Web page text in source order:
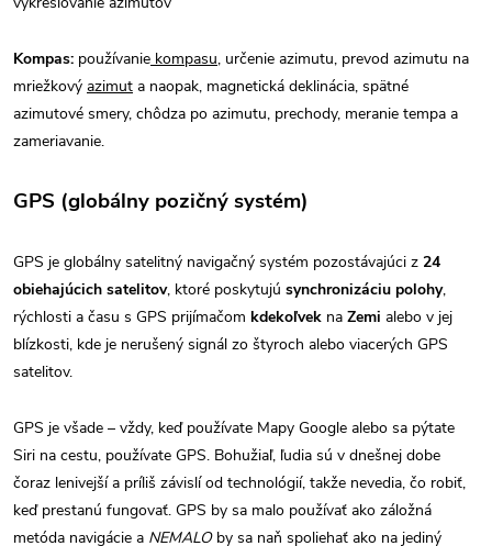
Kompas: používanie kompasu, určenie azimutu, prevod azimutu na
mriežkový azimut a naopak, magnetická deklinácia, spätné
azimutové smery, chôdza po azimutu, prechody, meranie tempa a
zameriavanie.
GPS (globálny pozičný systém)
GPS je globálny satelitný navigačný systém pozostávajúci z 24
obiehajúcich satelitov, ktoré poskytujú synchronizáciu polohy,
rýchlosti a času s GPS prijímačom kdekoľvek na Zemi alebo v jej
blízkosti, kde je nerušený signál zo štyroch alebo viacerých GPS
satelitov.
GPS je všade – vždy, keď používate Mapy Google alebo sa pýtate
Siri na cestu, používate GPS. Bohužiaľ, ľudia sú v dnešnej dobe
čoraz lenivejší a príliš závislí od technológií, takže nevedia, čo robiť,
keď prestanú fungovať. GPS by sa malo používať ako záložná
metóda navigácie a NEMALOby sa naň spoliehať ako na jediný